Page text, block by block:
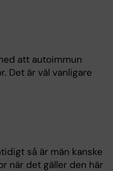
att autoimmun
Det är väl vanligare
så är män kanske
när det gäller den här